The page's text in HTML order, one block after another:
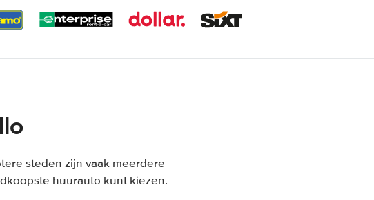
steden zijn vaak meerdere
huurauto kunt kiezen.